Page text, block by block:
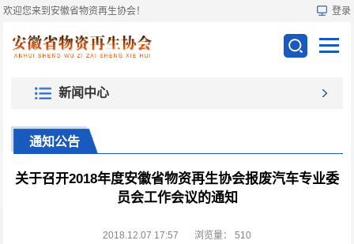
欢迎您来到安徽省物资再生协会！ 登录
新闻中心
通知公告
关于召开2018年度安徽省物资再生协会报废汽车专业委
员会工作会议的通知
2018.12.07 17:57 浏览量： 510